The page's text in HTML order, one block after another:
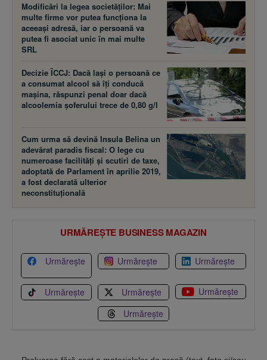
Modificări la legea societăţilor: Mai
multe firme vor putea funcţiona la
aceeaşi adresă, iar o persoană va
putea fi asociat unic în mai multe
SRL
Decizie ÎCCJ: Dacă laşi o persoană ce
a consumat alcool să îţi conducă
maşina, răspunzi penal doar dacă
alcoolemia şoferului trece de 0,80 g/l
Cum urma să devină Insula Belina un
adevărat paradis fiscal: O lege cu
numeroase facilităţi şi scutiri de taxe,
adoptată de Parlament în aprilie 2019,
a fost declarată ulterior
neconstituţională
URMĂREȘTE BUSINESS MAGAZIN
Urmărește Urmărește Urmărește
Urmărește Urmărește
Urmărește
Urmărește